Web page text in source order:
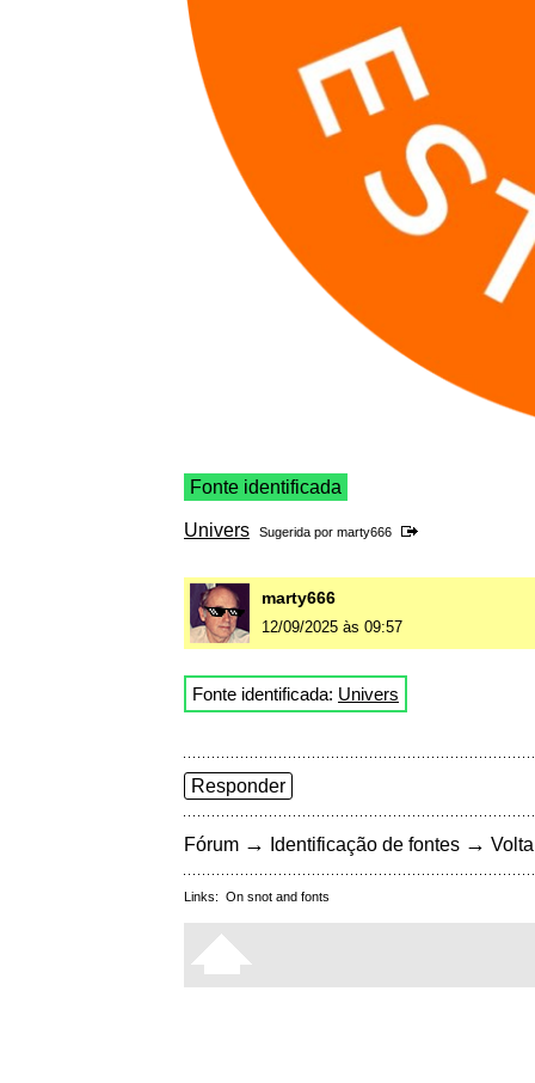
Fonte identificada
Univers Sugerida por marty666
marty666
12/09/2025 às 09:57
Fonte identificada: Univers
Responder
Fórum → Identificação de fontes →
Links: On snot and fonts